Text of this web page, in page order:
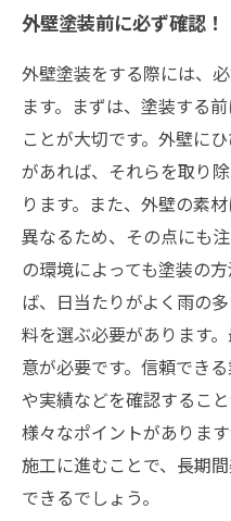
外壁塗装前に必ず確認！
外壁塗装をする際には、
ます。まずは、塗装する
ことが大切です。外壁に
があれば、それらを取り
ります。また、外壁の素
異なるため、その点にも
の環境によっても塗装の
ば、日当たりがよく雨の
料を選ぶ必要があります
意が必要です。信頼でき
や実績などを確認するこ
様々なポイントがありま
施工に進むことで、長期
できるでしょう。